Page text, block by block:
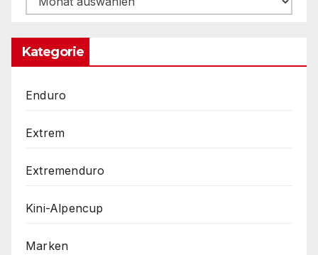
Kategorie
Enduro
Extrem
Extremenduro
Kini-Alpencup
Marken